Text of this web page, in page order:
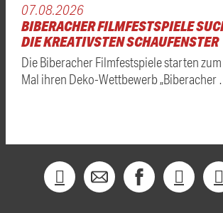
07.08.2026
BIBERACHER FILMFESTSPIELE
DIE KREATIVSTEN SCHAUFENSTER
Die Biberacher Filmfestspiele starten
Mal ihren Deko-Wettbewerb „Biberacher